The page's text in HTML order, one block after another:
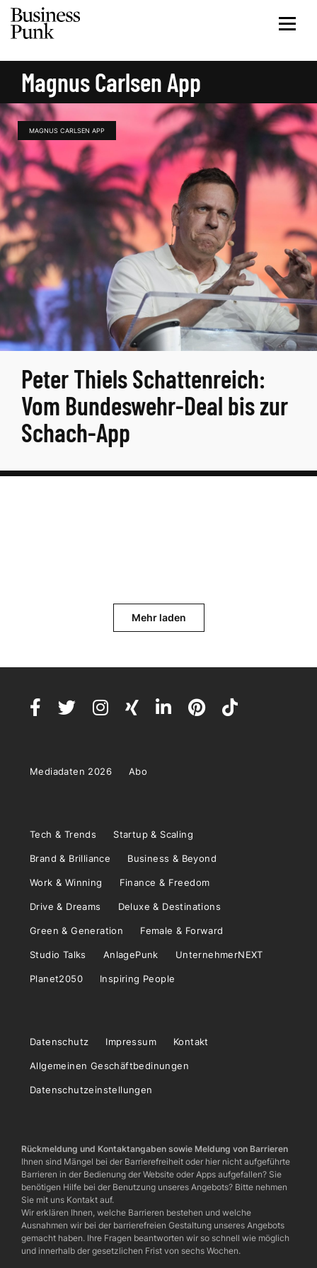
Magnus Carlsen App
MAGNUS CARLSEN APP
Peter Thiels Schattenreich:
Vom Bundeswehr-Deal bis zur
Schach-App
Mehr laden
Mediadaten 2026 Abo
Tech & Trends Startup & Scaling
Brand & Brilliance Business & Beyond
Work & Winning Finance & Freedom
Drive & Dreams Deluxe & Destinations
Green & Generation Female & Forward
Studio Talks AnlagePunk UnternehmerNEXT
Planet2050 Inspiring People
Datenschutz Impressum Kontakt
Allgemeinen Geschäftbedinungen
Datenschutzeinstellungen
Rückmeldung und Kontaktangaben sowie Meldung von Barrieren
Ihnen sind Mängel bei der Barrierefreiheit oder hier nicht aufgeführte
Barrieren in der Bedienung der Website oder Apps aufgefallen? Sie
benötigen Hilfe bei der Benutzung unseres Angebots? Bitte nehmen
Sie mit uns Kontakt auf.
Wir erklären Ihnen, welche Barrieren bestehen und welche
Ausnahmen wir bei der barrierefreien Gestaltung unseres Angebots
gemacht haben. Ihre Fragen beantworten wir so schnell wie möglich
und innerhalb der gesetzlichen Frist von sechs Wochen.